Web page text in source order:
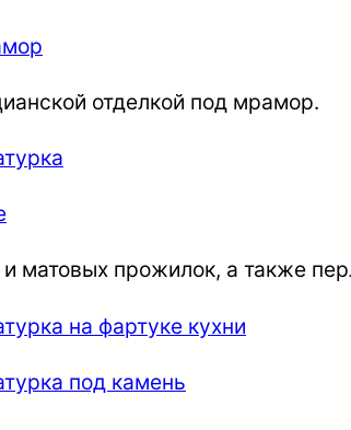
отделкой под мрамор.
матовых прожилок, а также